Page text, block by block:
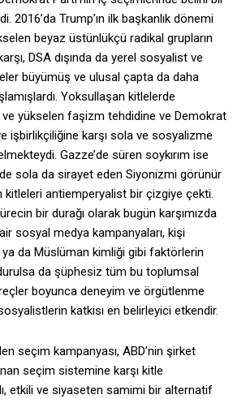
2016’da Trump’ın ilk başkanlık dönemi
beyaz üstünlükçü radikal grupların
DSA dışında da yerel sosyalist ve
büyümüş ve ulusal çapta da daha
Yoksullaşan kitlelerde
yükselen faşizm tehdidine ve Demokrat
işbirlikçiliğine karşı sola ve sosyalizme
Gazze’de süren soykırım ise
sola da sirayet eden Siyonizmi görünür
kitleleri antiemperyalist bir çizgiye çekti.
bir durağı olarak bugün karşımızda
sosyal medya kampanyaları, kişi
da Müslüman kimliği gibi faktörlerin
da şüphesiz tüm bu toplumsal
boyunca deneyim ve örgütlenme
katkısı en belirleyici etkendir.
seçim kampanyası, ABD’nin şirket
seçim sistemine karşı kitle
etkili ve siyaseten samimi bir alternatif